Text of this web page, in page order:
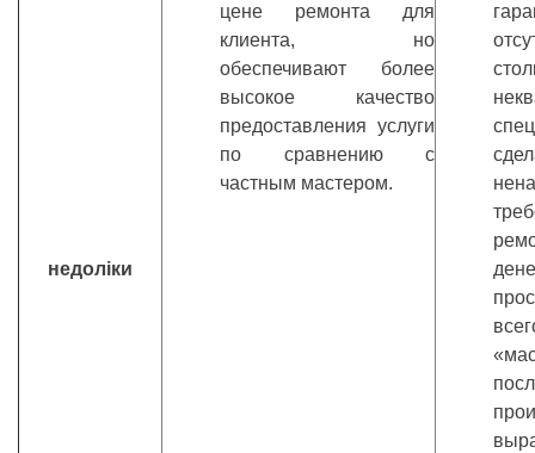
недоліки
цене ремонта для
клиента, но
обеспечивают более
высокое качество
предоставления услуги
по сравнению с
частным мастером.